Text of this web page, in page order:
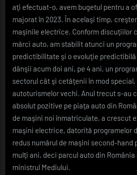
aţi efectuat-o, avem bugetul pentru a
majorat în 2023. În acelaşi timp,
maşinile electrice. Conform discuţiilor
mărci auto, am stabilit atunci un
predictibilitate şi o evoluţie
dânşii acum doi ani, pe 4 ani, un
sectorul cât şi cetăţenii în mod
autoturismelor vechi. Anul trecut s-au
absolut pozitive pe piaţa auto din
de maşini noi înmatriculate, a crescut
maşini electrice, datorită programelor
redus numărul de maşini second-hand
mulţi ani, deci parcul auto din România
ministrul Mediului.